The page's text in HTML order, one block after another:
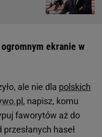
ekranie w
ale nie dla polskich
, napisz, komu
faworytów aż do
haseł